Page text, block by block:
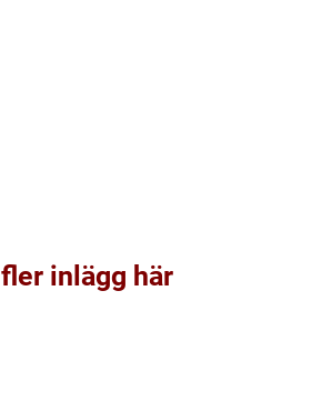
inlägg här